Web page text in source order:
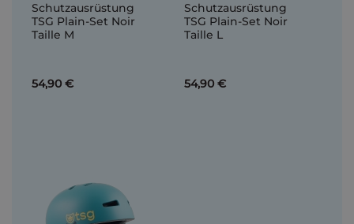
Schutzausrüstung
TSG Plain-Set Noir
Taille M
54,90 €
Schutzausrüstung
TSG Plain-Set Noir
Taille L
54,90 €